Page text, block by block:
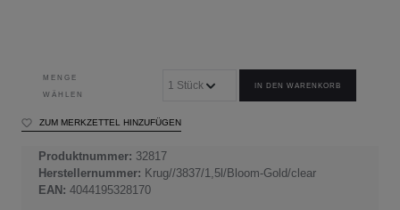
MENGE
WÄHLEN
IN DEN WARENKORB
ZUM MERKZETTEL HINZUFÜGEN
Produktnummer: 32817
Herstellernummer: Krug//3837/1,5l/Bloom-Gold/clear
EAN:4044195328170